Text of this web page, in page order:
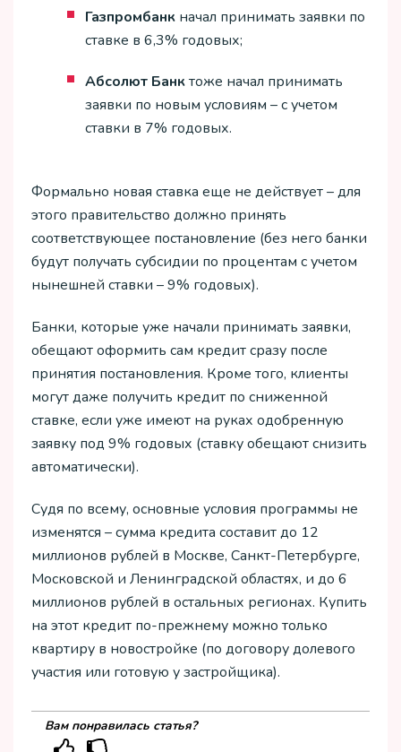
Газпромбанк начал принимать заявки по
ставке в 6,3% годовых;
Абсолют Банктоже начал принимать
заявки по новым условиям – с учетом
ставки в 7% годовых.
Формально новая ставка еще не действует – для
этого правительство должно принять
соответствующее постановление (без него банки
будут получать субсидии по процентам с учетом
нынешней ставки – 9% годовых).
Банки, которые уже начали принимать заявки,
обещают оформить сам кредит сразу после
принятия постановления. Кроме того, клиенты
могут даже получить кредит по сниженной
ставке, если уже имеют на руках одобренную
заявку под 9% годовых (ставку обещают снизить
автоматически).
Судя по всему, основные условия программы не
изменятся – сумма кредита составит до 12
миллионов рублей в Москве, Санкт-Петербурге,
Московской и Ленинградской областях, и до 6
миллионов рублей в остальных регионах. Купить
на этот кредит по-прежнему можно только
квартиру в новостройке (по договору долевого
участия или готовую у застройщика).
Вам понравилась статья?